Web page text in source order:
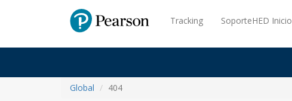
Pearson
Tracking SoporteHED Inicio
Global 404